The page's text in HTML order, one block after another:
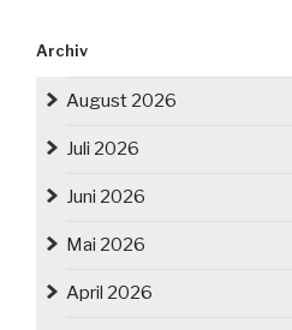
Archiv
August 2026
Juli 2026
Juni 2026
Mai 2026
April 2026